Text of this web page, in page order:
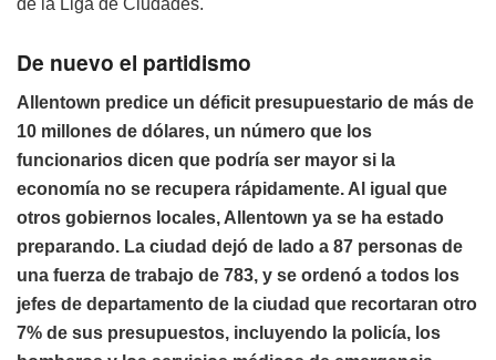
de la Liga de Ciudades.
De nuevo el partidismo
Allentown predice un déficit presupuestario de más de
10 millones de dólares, un número que los
funcionarios dicen que podría ser mayor si la
economía no se recupera rápidamente. Al igual que
otros gobiernos locales, Allentown ya se ha estado
preparando. La ciudad dejó de lado a 87 personas de
una fuerza de trabajo de 783, y se ordenó a todos los
jefes de departamento de la ciudad que recortaran otro
7% de sus presupuestos, incluyendo la policía, los